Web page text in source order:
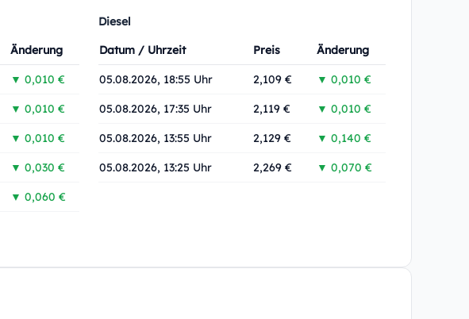
Änderung
▼ 0,010 €
▼ 0,010 €
▼ 0,010 €
▼ 0,030 €
▼ 0,060 €
Diesel
Datum / Uhrzeit
Preis Änderung
05.08.2026, 18:55 Uhr 2,109 € ▼ 0,010 €
05.08.2026, 17:35 Uhr 2,119 € ▼ 0,010 €
05.08.2026, 13:55 Uhr 2,129 € ▼ 0,140 €
05.08.2026, 13:25 Uhr 2,269 € ▼ 0,070 €